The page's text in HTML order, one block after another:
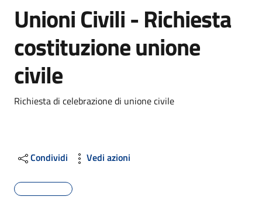
Unioni Civili - Richiesta
costituzione unione
civile
Dettagli
Richiesta di celebrazione di unione civile
Condividi Vedi azioni